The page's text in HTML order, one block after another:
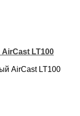
LT100
AirCast LT100